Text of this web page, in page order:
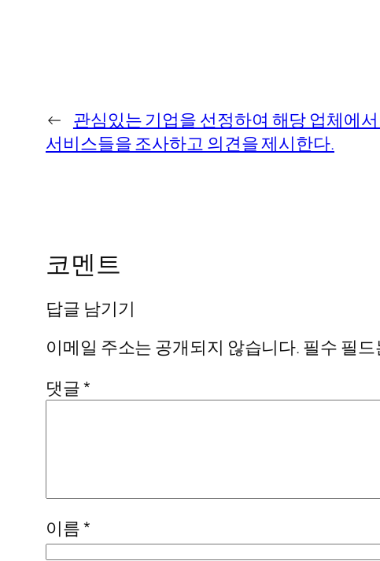
← 관심있는 기업을 선정하여 해당 업체에
서비스들을 조사하고 의견을 제시한다.
코멘트
답글 남기기
이메일 주소는 공개되지 않습니다. 필수 필
댓글*
이름*